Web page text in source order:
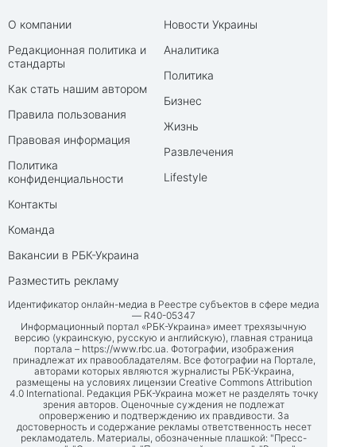
О компании
Редакционная политика и
стандарты
Как стать нашим автором
Правила пользования
Правовая информация
Политика
конфиденциальности
Контакты
Команда
Вакансии в РБК-Украина
Разместить рекламу
Новости Украины
Аналитика
Политика
Бизнес
Жизнь
Развлечения
Lifestyle
Идентификатор онлайн-медиа в Реестре субъектов в сфере медиа
— R40-05347
Информационный портал «РБК-Украина» имеет трехязычную
версию (украинскую, русскую и английскую), главная страница
портала – https://www.rbc.ua. Фотографии, изображения
принадлежат их правообладателям. Все фотографии на Портале,
авторами которых являются журналисты РБК-Украина,
размещены на условиях лицензии Creative Commons Attribution
4.0 International. Редакция РБК-Украина может не разделять точку
зрения авторов. Оценочные суждения не подлежат
опровержению и подтверждению их правдивости. За
достоверность и содержание рекламы ответственность несет
рекламодатель. Материалы, обозначенные плашкой: "Пресс-